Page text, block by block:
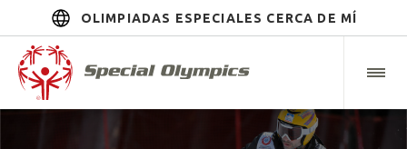
OLIMPIADAS ESPECIALES CERCA DE MÍ